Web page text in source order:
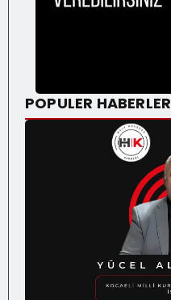
POPULER HABERLER